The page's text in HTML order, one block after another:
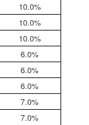
10.0%
10.0%
10.0%
6.0%
6.0%
6.0%
7.0%
7.0%